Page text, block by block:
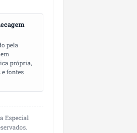
pela
própria,
e fontes
Especial